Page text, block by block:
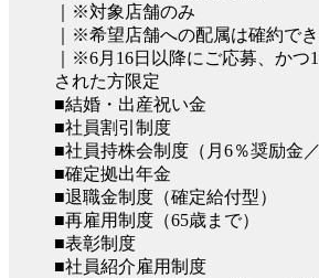
｜※対象店舗のみ
｜※希望店舗への配属は確約で
｜※6月16日以降にご応募、かつ
された方限定
■結婚・出産祝い金
■社員割引制度
■社員持株会制度（月6％奨励金／
■確定拠出年金
■退職金制度（確定給付型）
■再雇用制度（65歳まで）
■表彰制度
■社員紹介雇用制度